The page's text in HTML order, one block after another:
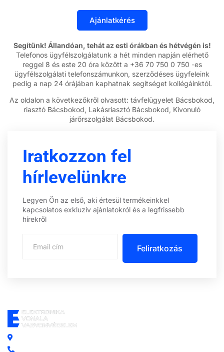
Segítünk! Állandóan, tehát az esti órákban és hétvégén is!
Telefonos ügyfélszolgálatunk a hét minden napján elérhető
reggel 8 és este 20 óra között a +36 70 750 0 750 -es
ügyfélszolgálati telefonszámunkon, szerződéses ügyfeleink
pedig a nap 24 órájában kaphatnak segítséget kollégáinktól.
Az oldalon a következőkről olvasott: távfelügyelet Bácsbokod,
riasztó Bácsbokod, Lakásriasztó Bácsbokod, Kivonuló
járőrszolgálat Bácsbokod.
Iratkozzon fel
hírlevelünkre
Legyen Ön az első, aki értesül termékeinkkel
kapcsolatos exkluzív ajánlatokról és a legfrissebb
hírekről
Feliratkozás